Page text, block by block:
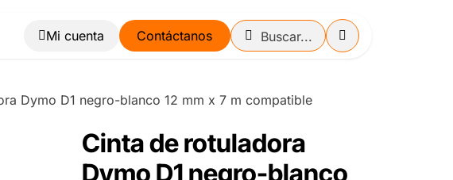
Blog Contáctanos
Dymo D1 negro-blanco 12 mm x 7 m compatible
Cinta de rotuladora
Dymo D1 negro-blanco